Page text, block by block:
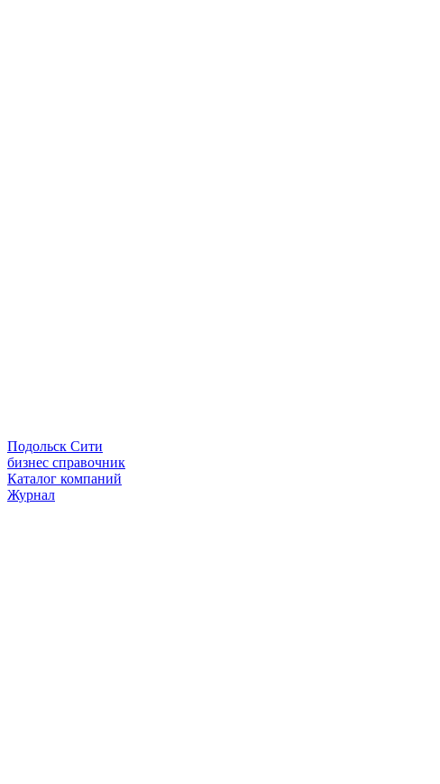
Подольск Сити
бизнес справочник
Каталог компаний
Журнал